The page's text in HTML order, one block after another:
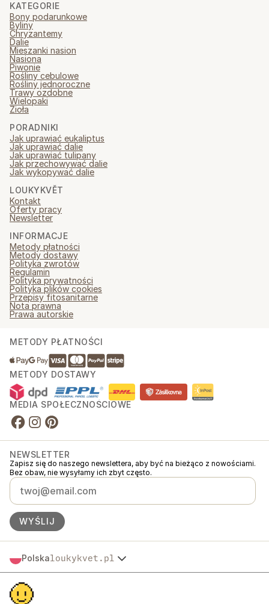
KATEGORIE
Bony podarunkowe
Byliny
Chryzantemy
Dalie
Mieszanki nasion
Nasiona
Piwonie
Rośliny cebulowe
Rośliny jednoroczne
Trawy ozdobne
Wielopaki
Zioła
PORADNIKI
Jak uprawiać eukaliptus
Jak uprawiać dalie
Jak uprawiać tulipany
Jak przechowywać dalie
Jak wykopywać dalie
LOUKYKVĚT
Kontakt
Oferty pracy
Newsletter
INFORMACJE
Metody płatności
Metody dostawy
Polityka zwrotów
Regulamin
Polityka prywatności
Polityka plików cookies
Przepisy fitosanitarne
Nota prawna
Prawa autorskie
METODY PŁATNOŚCI
METODY DOSTAWY
MEDIA SPOŁECZNOŚCIOWE
NEWSLETTER
Zapisz się do naszego newslettera, aby być na bieżąco z nowościami.
Bez obaw, nie wysyłamy ich zbyt często.
WYŚLIJ
Polskaloukykvet.pl
Česko
Slovensko
Österreich
Loukykvět s.r.o. jest zarejestrowana w Rejestrze Handlowym Sądu
Miejskiego w Pradze, sekcja C, akta 268616.